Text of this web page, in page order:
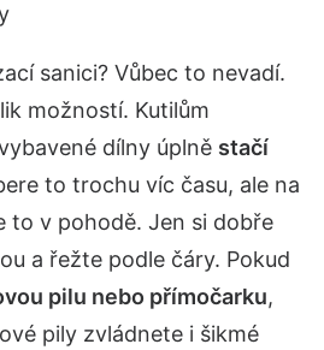
sanici? Vůbec to nevadí.
možností. Kutilům
dílny úplně stačí
to trochu víc času, ale na
to v pohodě. Jen si dobře
a řežte podle čáry. Pokud
pilu nebo přímočarku,
pily zvládnete i šikmé